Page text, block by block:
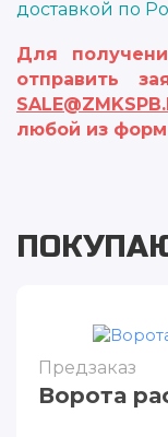
доставкой по
Для
отправить
любой из форм
Предзаказ
Ворота